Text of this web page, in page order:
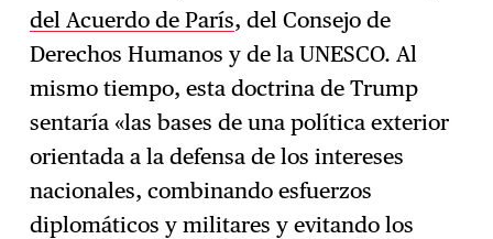
del Acuerdo de París, del Consejo de
Derechos Humanos y de la UNESCO. Al
mismo tiempo, esta doctrina de Trump
sentaría «las bases de una política exterior
orientada a la defensa de los intereses
nacionales, combinando esfuerzos
diplomáticos y militares y evitando los